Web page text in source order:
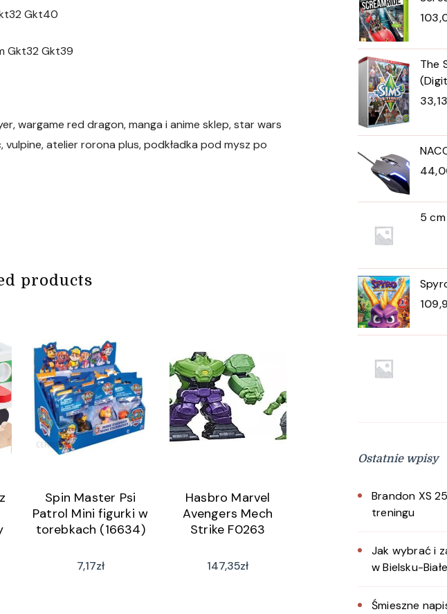
Gkt40
Gkt32 Gkt39
wargame red dragon, manga i anime sklep, star wars
atelier rorona plus, podkładka pod mysz po
products
Spin Master Psi
Patrol Mini figurki w
torebkach (16634)
7,17zł
Hasbro Marvel
Avengers Mech
Strike F0263
147,35zł
The
33,13
5 cm
Ostatnie wpisy
Brandon XS
treningu
Jak wybrać i
w Bielsku-
Śmieszne